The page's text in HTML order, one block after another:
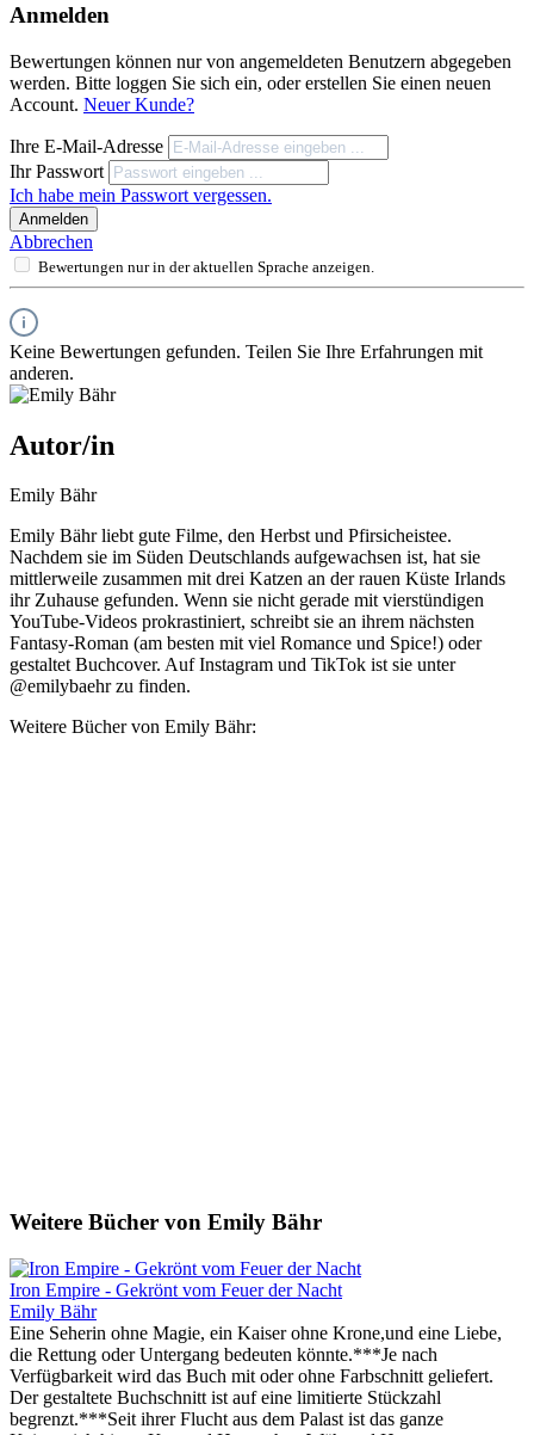
Anmelden
Bewertungen können nur von angemeldeten Benutzern abgegeben
werden. Bitte loggen Sie sich ein, oder erstellen Sie einen neuen
Account. Neuer Kunde?
Ihre E-Mail-Adresse
Ihr Passwort
Ich habe mein Passwort vergessen.
Anmelden
Abbrechen
Bewertungen nur in der aktuellen Sprache anzeigen.
Keine Bewertungen gefunden. Teilen Sie Ihre Erfahrungen mit
anderen.
Autor/in
Emily Bähr
Emily Bähr liebt gute Filme, den Herbst und Pfirsicheistee.
Nachdem sie im Süden Deutschlands aufgewachsen ist, hat sie
mittlerweile zusammen mit drei Katzen an der rauen Küste Irlands
ihr Zuhause gefunden. Wenn sie nicht gerade mit vierstündigen
YouTube-Videos prokrastiniert, schreibt sie an ihrem nächsten
Fantasy-Roman (am besten mit viel Romance und Spice!) oder
gestaltet Buchcover. Auf Instagram und TikTok ist sie unter
@emilybaehr zu finden.
Weitere Bücher von Emily Bähr:
Weitere Bücher von Emily Bähr
Iron Empire - Gekrönt vom Feuer der Nacht
Emily Bähr
Eine Seherin ohne Magie, ein Kaiser ohne Krone,und eine Liebe,
die Rettung oder Untergang bedeuten könnte.***Je nach
Verfügbarkeit wird das Buch mit oder ohne Farbschnitt geliefert.
Der gestaltete Buchschnitt ist auf eine limitierte Stückzahl
begrenzt.***Seit ihrer Flucht aus dem Palast ist das ganze